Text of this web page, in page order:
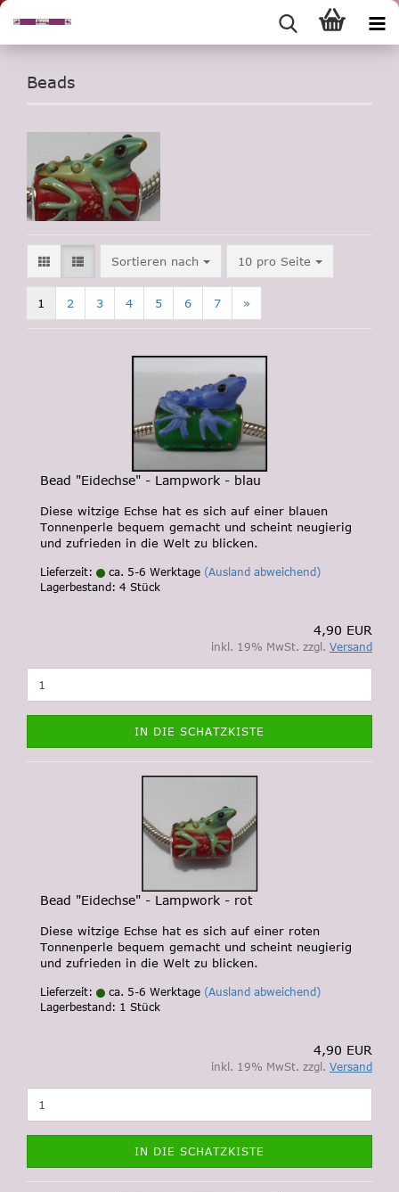
Beads
Sortieren nach
Sortieren nach 10 pro Seite
pro Seite
1 2 3 4 5 6 7 »
Bead "Eidechse" - Lampwork - blau
Diese witzige Echse hat es sich auf einer blauen
Tonnenperle bequem gemacht und scheint neugierig
und zufrieden in die Welt zu blicken.
Lieferzeit: ca. 5-6 Werktage (Ausland abweichend)
Lagerbestand: 4 Stück
4,90 EUR
inkl. 19% MwSt. zzgl. Versand
IN DIE SCHATZKISTE
Bead "Eidechse" - Lampwork - rot
Diese witzige Echse hat es sich auf einer roten
Tonnenperle bequem gemacht und scheint neugierig
und zufrieden in die Welt zu blicken.
Lieferzeit: ca. 5-6 Werktage (Ausland abweichend)
Lagerbestand: 1 Stück
4,90 EUR
inkl. 19% MwSt. zzgl. Versand
IN DIE SCHATZKISTE